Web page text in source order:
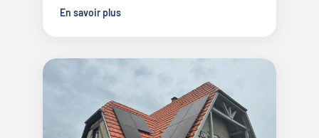
En savoir plus